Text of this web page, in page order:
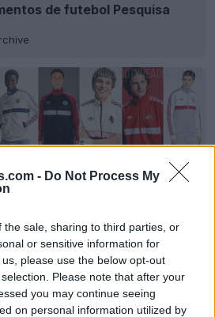
- Do Not Process My
the sale, sharing to third parties, or
or sensitive information for
please use the below opt-out
Please note that after your
you may continue seeing
on personal information utilized by
de futebol Pesquisa
«Trefoil Anthem» da
fora de casa da época 26-